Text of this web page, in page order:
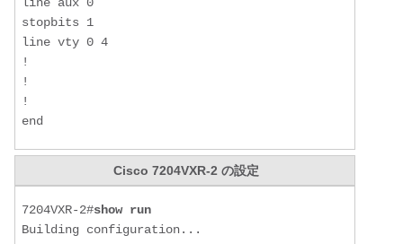
stopbits 1
line vty 0 4
!
!
!
end
Cisco 7204VXR-2 の設定
7204VXR-2#show run
Building configuration...